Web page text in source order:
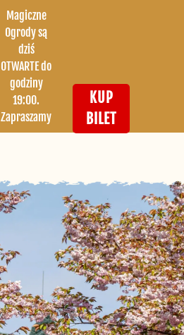
Magiczne
Ogrody są
dziś
OTWARTE do
godziny
19:00.
Zapraszamy
KUP
BILET